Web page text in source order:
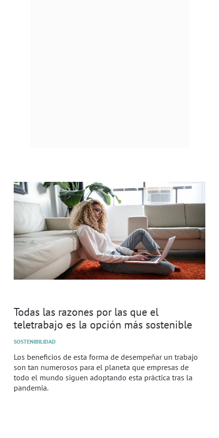
Todas las razones por las que el
teletrabajo es la opción más sostenible
SOSTENIBILIDAD
Los beneficios de esta forma de desempeñar un trabajo
son tan numerosos para el planeta que empresas de
todo el mundo siguen adoptando esta práctica tras la
pandemia.